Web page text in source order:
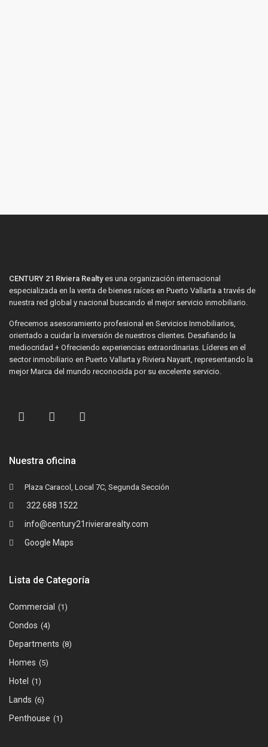
CENTURY 21 Riviera Realtyes una organización internacional
especializada en la venta de bienes raíces en Puerto Vallarta a través de
nuestra red global y nacional buscando el mejor servicio inmobiliario.
Ofrecemos asesoramiento profesional en Servicios Inmobiliarios,
orientado a cuidar la inversión de nuestros clientes. Desafiando la
mediocridad + Ofreciendo experiencias extraordinarias. Líderes en el
sector inmobiliario en Puerto Vallarta y Riviera Nayarit, representando la
mejor Marca del mundo reconocida por su excelente servicio.
Nuestra oficina
Plaza Caracol, Local 7C, Segunda Sección
322 688 1522
info@century21rivierarealty.com
Google Maps
Lista de Categoría
Commercial (1)
Condos (4)
Departments (8)
Homes (5)
Hotel (1)
Lands (6)
Penthouse (1)